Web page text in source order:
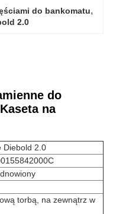
do bankomatu
2.0
do
na
Diebold 2.0
torbą, na zewnątrz w